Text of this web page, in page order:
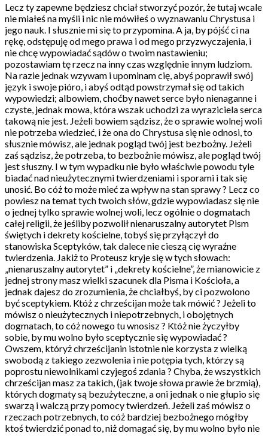
Lecz ty zapewne będziesz chciał stworzyć pozór, że tutaj wcale
nie miałeś na myśli i nic nie mówiłeś o wyznawaniu Chrystusa i
jego nauk. I słusznie mi się to przypomina. A ja, by pójść ci na
rękę, odstępuję od mego prawa i od mego przyzwyczajenia, i
nie chcę wypowiadać sądów o twoim nastawieniu;
pozostawiam tę rzecz na inny czas względnie innym ludziom.
Na razie jednak wzywam i upominam cię, abyś poprawił swój
język i swoje pióro, i abyś odtąd powstrzymał się od takich
wypowiedzi; albowiem, choćby nawet serce było nienaganne i
czyste, jednak mowa, która wszak uchodzi za wyraziciela serca
takową nie jest. Jeżeli bowiem sądzisz, że o sprawie wolnej woli
nie potrzeba wiedzieć, i że ona do Chrystusa się nie odnosi, to
słusznie mówisz, ale jednak pogląd twój jest bezbożny. Jeżeli
zaś sądzisz, że potrzeba, to bezbożnie mówisz, ale pogląd twój
jest słuszny. I w tym wypadku nie było właściwie powodu tyle
biadać nad nieużytecznymi twierdzeniami i sporami i tak się
unosić. Bo cóż to może mieć za wpływ na stan sprawy ? Lecz co
powiesz na temat tych twoich słów, gdzie wypowiadasz się nie
o jednej tylko sprawie wolnej woli, lecz ogólnie o dogmatach
całej religii, że jeśliby pozwolił nienaruszalny autorytet Pism
świętych i dekrety kościelne, tobyś się przyłączył do
stanowiska Sceptyków, tak dalece nie cieszą cię wyraźne
twierdzenia. Jakiż to Proteusz kryje się w tych słowach:
„nienaruszalny autorytet” i „dekrety kościelne”, że mianowicie z
jednej strony masz wielki szacunek dla Pisma i Kościoła, a
jednak dajesz do zrozumienia, że chciałbyś, by ci pozwolono
być sceptykiem. Któż z chrześcijan może tak mówić ? Jeżeli to
mówisz o nieużytecznych i niepotrzebnych, i obojętnych
dogmatach, to cóż nowego tu wnosisz ? Któż nie życzyłby
sobie, by mu wolno było sceptycznie się wypowiadać ?
Owszem, któryż chrześcijanin istotnie nie korzysta z wielką
swobodą z takiego zezwolenia i nie potępia tych, którzy są
poprostu niewolnikami czyjegoś zdania ? Chyba, że wszystkich
chrześcijan masz za takich, (jak twoje słowa prawie że brzmią),
których dogmaty są bezużyteczne, a oni jednak o nie głupio się
swarzą i walczą przy pomocy twierdzeń. Jeżeli zaś mówisz o
rzeczach potrzebnych, to cóż bardziej bezbożnego mógłby
ktoś twierdzić ponad to, niż domagać się, by mu wolno było nie